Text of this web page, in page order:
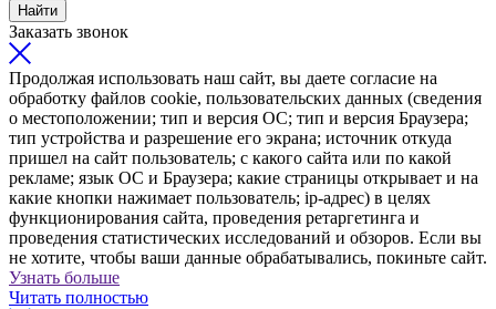
Найти
Заказать звонок
Продолжая использовать наш сайт, вы даете согласие на
обработку файлов cookie, пользовательских данных (сведения
о местоположении; тип и версия ОС; тип и версия Браузера;
тип устройства и разрешение его экрана; источник откуда
пришел на сайт пользователь; с какого сайта или по какой
рекламе; язык ОС и Браузера; какие страницы открывает и на
какие кнопки нажимает пользователь; ip-адрес) в целях
функционирования сайта, проведения ретаргетинга и
проведения статистических исследований и обзоров. Если вы
не хотите, чтобы ваши данные обрабатывались, покиньте сайт.
Узнать больше
Читать полностью